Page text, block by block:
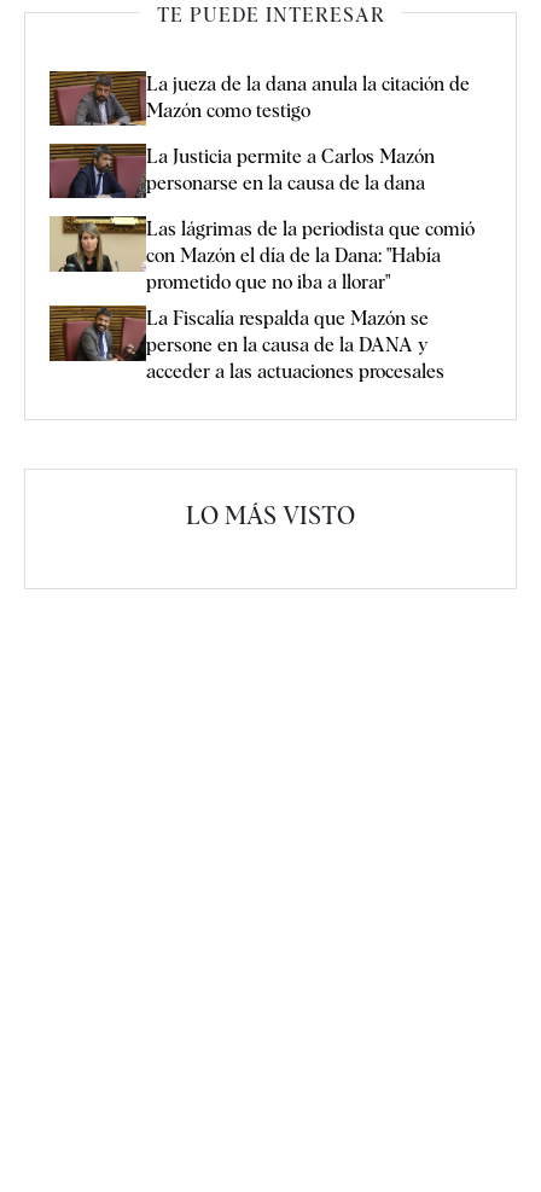
TE PUEDE INTERESAR
La jueza de la dana anula la citación de
Mazón como testigo
La Justicia permite a Carlos Mazón
personarse en la causa de la dana
Las lágrimas de la periodista que comió
con Mazón el día de la Dana: "Había
prometido que no iba a llorar"
La Fiscalía respalda que Mazón se
persone en la causa de la DANA y
acceder a las actuaciones procesales
LO MÁS VISTO